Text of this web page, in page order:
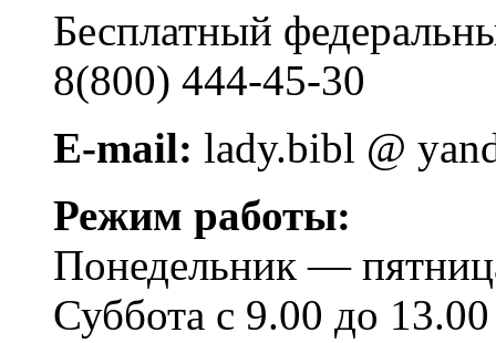
Бесплатный
8(800) 444-45-30
E-mail: lady.bibl @
Режим работы:
Понедельник —
Суббота с 9.00 до 13.00